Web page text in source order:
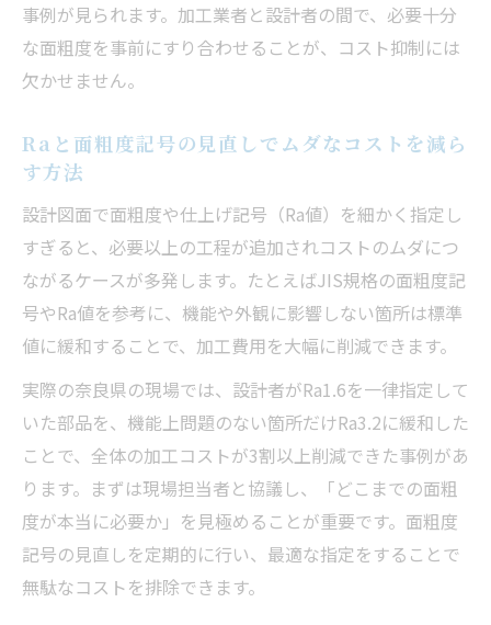
対応法
▽▽▽記号からRa表記への読み替えポイン
ト解説
別法
で整理
精密加工でミスを防ぐ記号読み替えの実践
テクニック
設計時に知るべきRaと加工品質の最適バランス
設計時の面粗度とRa目安で失敗しない最適
化術
Ra数値の違いが仕上がりとコストに及ぼす
影響
精密加工の表面粗さ目安と品質基準の決め
事例が見られます。加工業者と設計者の間で、必要十分
な面粗度を事前にすり合わせることが、コスト抑制には
欠かせません。
Raと面粗度記号の見直しでムダなコストを減ら
す方法
設計図面で面粗度や仕上げ記号（Ra値）を細かく指定し
すぎると、必要以上の工程が追加されコストのムダにつ
ながるケースが多発します。たとえばJIS規格の面粗度記
号やRa値を参考に、機能や外観に影響しない箇所は標準
値に緩和することで、加工費用を大幅に削減できます。
実際の奈良県の現場では、設計者がRa1.6を一律指定して
いた部品を、機能上問題のない箇所だけRa3.2に緩和した
ことで、全体の加工コストが3割以上削減できた事例があ
ります。まずは現場担当者と協議し、「どこまでの面粗
度が本当に必要か」を見極めることが重要です。面粗度
記号の見直しを定期的に行い、最適な指定をすることで
無駄なコストを排除できます。